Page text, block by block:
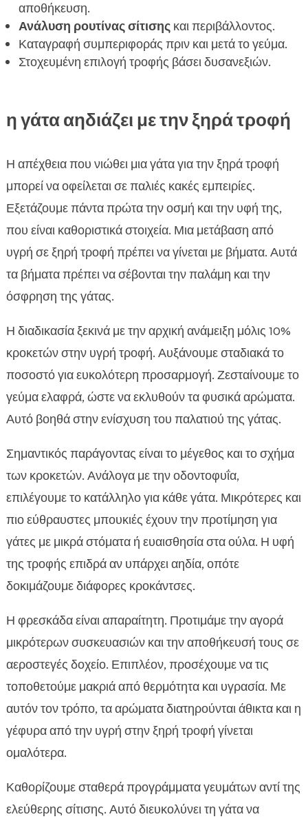
αποθήκευση.
Ανάλυση ρουτίνας σίτισηςκαι περιβάλλοντος.
Καταγραφή συμπεριφοράς πριν και μετά το γεύμα.
Στοχευμένη επιλογή τροφής βάσει δυσανεξιών.
η γάτα αηδιάζει με την ξηρά τροφή
Η απέχθεια που νιώθει μια γάτα για την ξηρά τροφή
μπορεί να οφείλεται σε παλιές κακές εμπειρίες.
Εξετάζουμε πάντα πρώτα την οσμή και την υφή της,
που είναι καθοριστικά στοιχεία. Μια μετάβαση από
υγρή σε ξηρή τροφή πρέπει να γίνεται με βήματα. Αυτά
τα βήματα πρέπει να σέβονται την παλάμη και την
όσφρηση της γάτας.
Η διαδικασία ξεκινά με την αρχική ανάμειξη μόλις 10%
κροκετών στην υγρή τροφή. Αυξάνουμε σταδιακά το
ποσοστό για ευκολότερη προσαρμογή. Ζεσταίνουμε το
γεύμα ελαφρά, ώστε να εκλυθούν τα φυσικά αρώματα.
Αυτό βοηθά στην ενίσχυση του παλατιού της γάτας.
Σημαντικός παράγοντας είναι το μέγεθος και το σχήμα
των κροκετών. Ανάλογα με την οδοντοφυΐα,
επιλέγουμε το κατάλληλο για κάθε γάτα. Μικρότερες και
πιο εύθραυστες μπουκιές έχουν την προτίμηση για
γάτες με μικρά στόματα ή ευαισθησία στα ούλα. Η υφή
της τροφής επιδρά αν υπάρχει αηδία, οπότε
δοκιμάζουμε διάφορες κροκάντσες.
Η φρεσκάδα είναι απαραίτητη. Προτιμάμε την αγορά
μικρότερων συσκευασιών και την αποθήκευσή τους σε
αεροστεγές δοχείο. Επιπλέον, προσέχουμε να τις
τοποθετούμε μακριά από θερμότητα και υγρασία. Με
αυτόν τον τρόπο, τα αρώματα διατηρούνται άθικτα και η
γέφυρα από την υγρή στην ξηρή τροφή γίνεται
ομαλότερα.
Καθορίζουμε σταθερά προγράμματα γευμάτων αντί της
ελεύθερης σίτισης. Αυτό διευκολύνει τη γάτα να